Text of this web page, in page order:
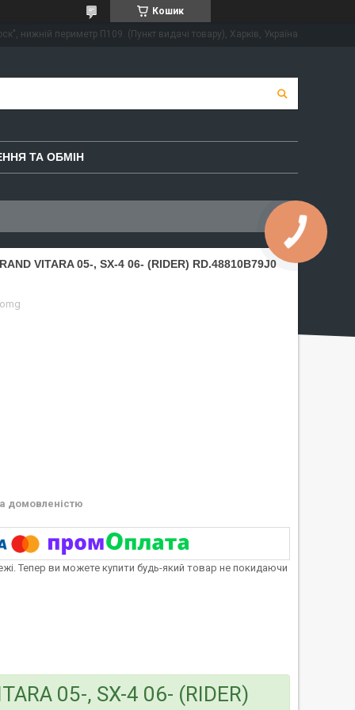
Кошик
нижній периметр П109. (Пункт видачі товару), Харків, Україна
ТА ОБМІН
VITARA 05-, SX-4 06- (RIDER) RD.48810B79J0
домовленістю
Тепер ви можете купити будь-який товар не покидаючи
05-, SX-4 06- (RIDER)